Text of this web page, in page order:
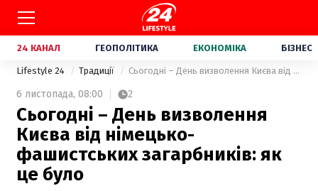
24 КАНАЛ ГЕОПОЛІТИКА ЕКОНОМІКА БІЗНЕС
Lifestyle 24 Традиції Сьогодні – День визволення Києва від німецько-фашистських загарбників: як це було
6 листопада, 08:00 2
Сьогодні – День визволення
Києва від німецько-
фашистських загарбників: як
це було